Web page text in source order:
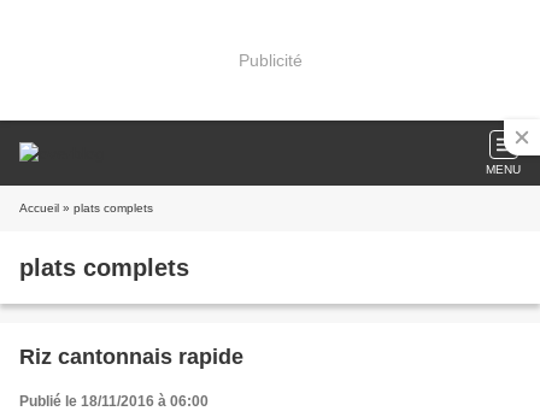
Publicité
MENU
Accueil » plats complets
plats complets
Riz cantonnais rapide
Publié le 18/11/2016 à 06:00